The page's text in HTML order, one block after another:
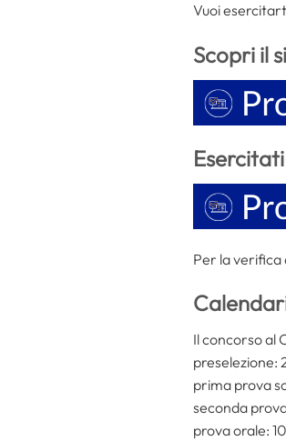
Vuoi
Scopri il
Per la verifica
Il concorso al
preselezione:
prima prova
seconda
prova orale: